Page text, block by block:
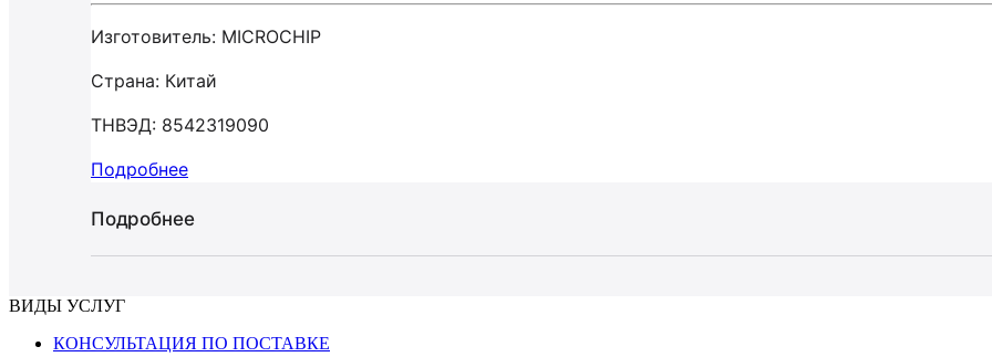
Изготовитель: MICROCHIP
Страна: Китай
ТНВЭД: 8542319090
Подробнее
Подробнее
ВИДЫ УСЛУГ
КОНСУЛЬТАЦИЯ ПО ПОСТАВКЕ